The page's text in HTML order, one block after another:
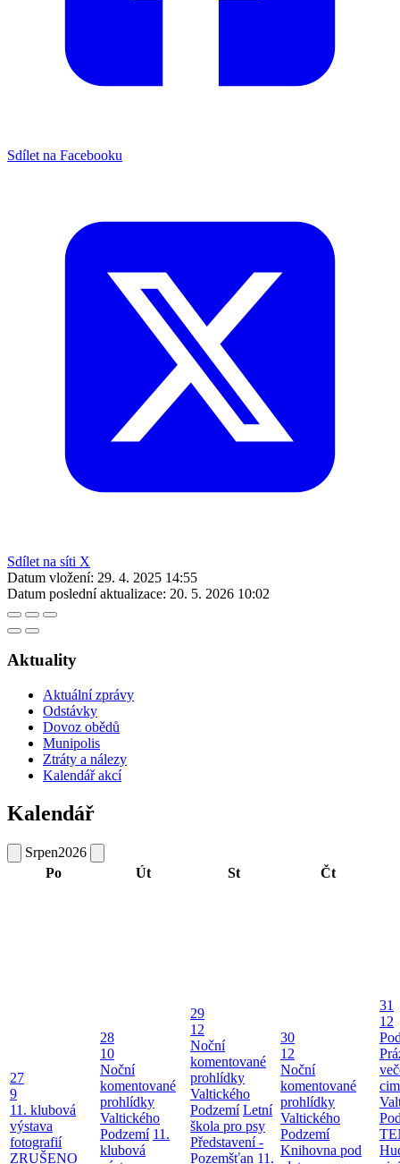
Sdílet na Facebooku
Sdílet na síti X
Datum vložení: 29. 4. 2025 14:55
Datum poslední aktualizace: 20. 5. 2026 10:02
Aktuality
Aktuální zprávy
Odstávky
Dovoz obědů
Munipolis
Ztráty a nálezy
Kalendář akcí
Kalendář
Srpen2026
Po
Út St Čt
27
9
11. klubová
výstava
fotografií
ZRUŠENO
28
10
Noční
komentované
prohlídky
Valtického
Podzemí 11.
klubová
29
12
Noční
komentované
prohlídky
Valtického
Podzemí Letní
škola pro psy
Představení -
Pozemšťan 11.
30
12
Noční
komentované
prohlídky
Valtického
Podzemí
Knihovna pod
31
12